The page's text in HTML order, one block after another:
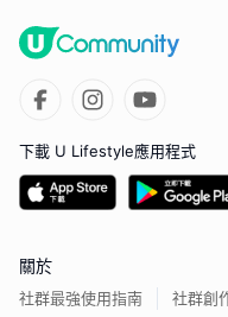
下載 U Lifestyle應用程式
關於
社群最強使用指南 社群創